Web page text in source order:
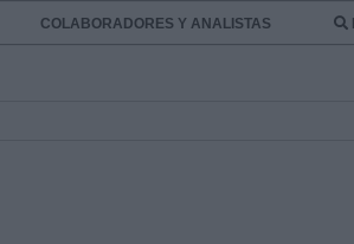
COLABORADORES Y ANALISTAS